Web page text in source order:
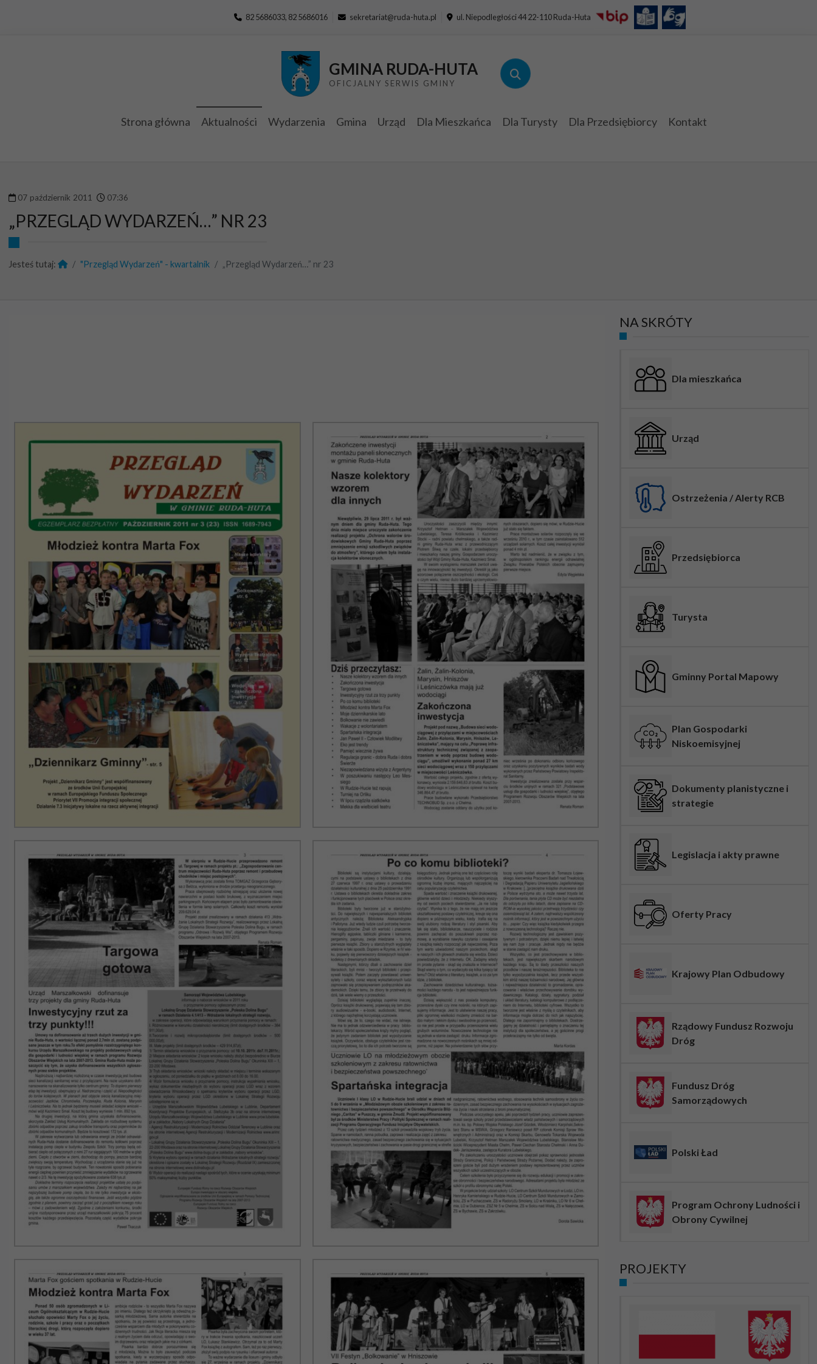
82 5686033, 82 5686016 sekretariat@ruda-huta.pl ul. Niepodległości 44 22-110 Ruda-Huta
GMINA RUDA-HUTA
OFICJALNY SERWIS GMINY
Strona główna Aktualności Wydarzenia Gmina Urząd Dla Mieszkańca Dla Turysty Dla Przedsiębiorcy Kontakt
07 październik 2011 07:36
„PRZEGLĄD WYDARZEŃ…” NR 23
Jesteś tutaj: "Przegląd Wydarzeń" - kwartalnik „Przegląd Wydarzeń…” nr 23
NA SKRÓTY
Dla mieszkańca
Urząd
Ostrzeżenia / Alerty RCB
Przedsiębiorca
Turysta
Gminny Portal Mapowy
Plan Gospodarki
Niskoemisyjnej
Dokumenty planistyczne i
strategie
Legislacja i akty prawne
Oferty Pracy
Krajowy Plan Odbudowy
Rządowy Fundusz Rozwoju
Dróg
Fundusz Dróg
Samorządowych
Polski Ład
Program Ochrony Ludności i
Obrony Cywilnej
PROJEKTY